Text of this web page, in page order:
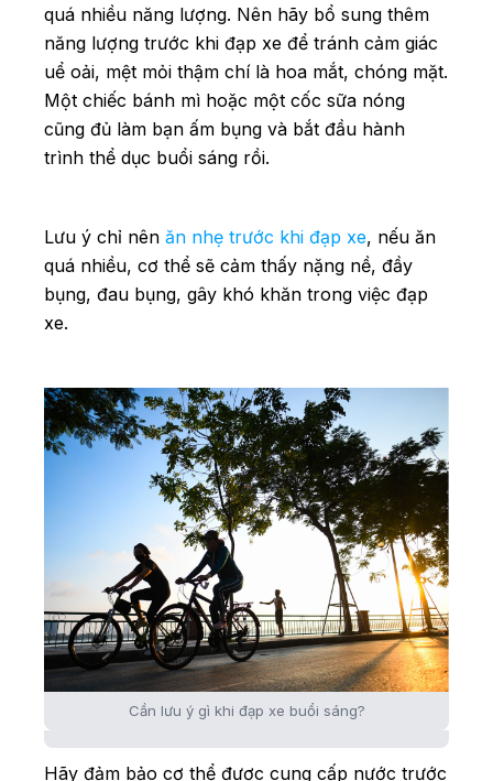
quá nhiều năng lượng. Nên hãy bổ sung thêm
năng lượng trước khi đạp xe để tránh cảm giác
uể oải, mệt mỏi thậm chí là hoa mắt, chóng mặt.
Một chiếc bánh mì hoặc một cốc sữa nóng
cũng đủ làm bạn ấm bụng và bắt đầu hành
trình thể dục buổi sáng rồi.
Lưu ý chỉ nên ăn nhẹ trước khi đạp xe, nếu ăn
quá nhiều, cơ thể sẽ cảm thấy nặng nề, đầy
bụng, đau bụng, gây khó khăn trong việc đạp
xe.
Cần lưu ý gì khi đạp xe buổi sáng?
Hãy đảm bảo cơ thể được cung cấp nước trước